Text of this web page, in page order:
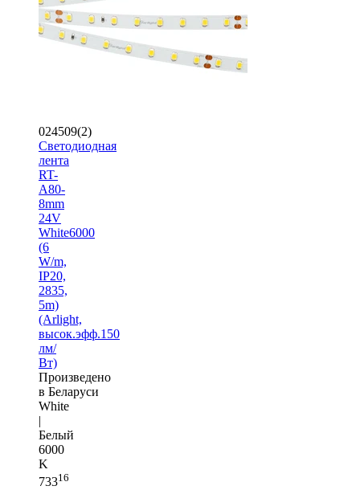
024509(2)
Светодиодная
лента
RT-
A80-
8mm
24V
White6000
(6
W/m,
IP20,
2835,
5m)
(Arlight,
высок.эфф.150
лм/
Вт)
Произведено
в Беларуси
White
|
Белый
6000
K
73316